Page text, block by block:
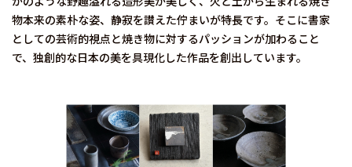
物本来の素朴な姿、静寂を讃えた佇まいが特長です。そこに書家
としての芸術的視点と焼き物に対するパッションが加わること
で、独創的な日本の美を具現化した作品を創出しています。